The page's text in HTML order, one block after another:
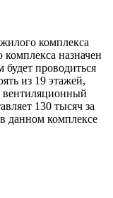
комплекса
назначен
будет проводиться
из 19 этажей,
130 тысяч за
данном комплексе